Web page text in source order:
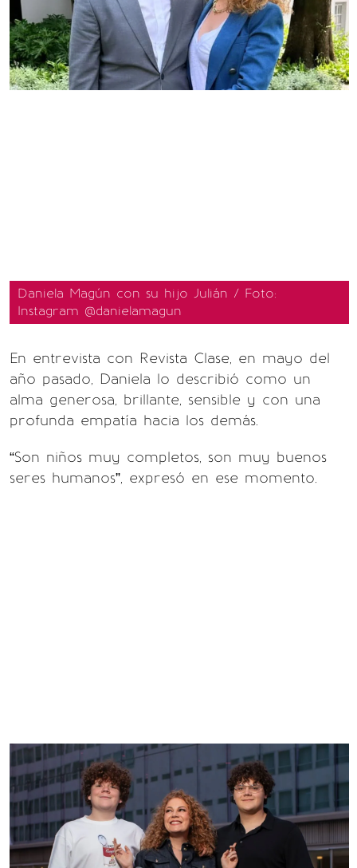
Daniela Magún con su hijo Julián / Foto:
Instagram @danielamagun
En entrevista con Revista Clase, en mayo del
año pasado, Daniela lo describió como un
alma generosa, brillante, sensible y con una
profunda empatía hacia los demás.
“Son niños muy completos, son muy buenos
seres humanos”, expresó en ese momento.